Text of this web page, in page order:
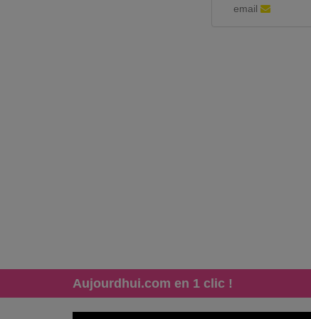
email
Aujourdhui.com en 1 clic !